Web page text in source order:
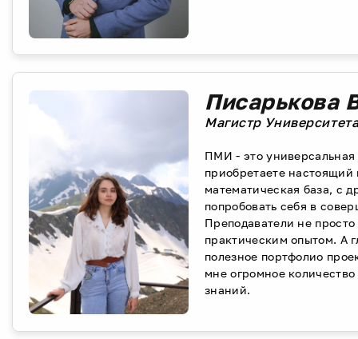
Писарькова
Магистр
ПМИ - это универсальная
приобретаете
математическая база, с
попробовать себя в
Преподаватели не
практическим опытом. А
полезное портфолио
мне огромное
знаний.